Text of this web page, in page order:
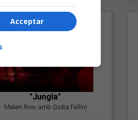
"Jungla"
Maken Row, amb Gioba Fellini
Acceptar